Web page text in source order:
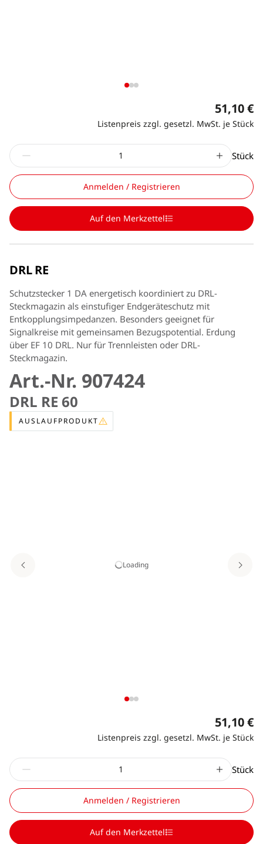
51,10 €
Listenpreis zzgl. gesetzl. MwSt. je Stück
Stück
Anmelden / Registrieren
Auf den Merkzettel
DRL RE
Schutzstecker 1 DA energetisch koordiniert zu DRL-
Steckmagazin als einstufiger Endgeräteschutz mit
Entkopplungsimpedanzen. Besonders geeignet für
Signalkreise mit gemeinsamen Bezugspotential. Erdung
über EF 10 DRL. Nur für Trennleisten oder DRL-
Steckmagazin.
Art.-Nr. 907424
DRL RE 60
AUSLAUFPRODUKT
Loading
51,10 €
Listenpreis zzgl. gesetzl. MwSt. je Stück
Stück
Anmelden / Registrieren
Auf den Merkzettel